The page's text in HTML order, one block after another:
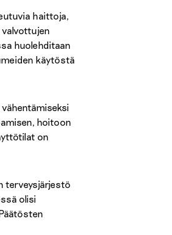
haittoja,
valvottujen
huolehditaan
käytöstä
hoitoon
on
terveysjärjestö
olisi